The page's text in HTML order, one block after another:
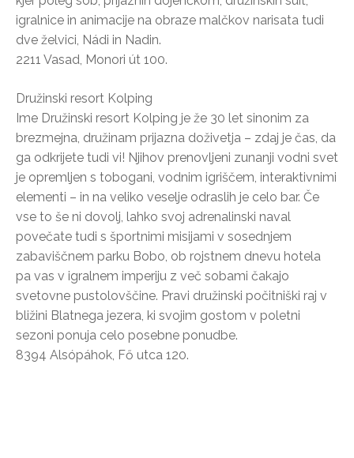
igralnice in animacije na obraze malčkov narisata tudi
dve želvici, Nádi in Nadin.
2211 Vasad, Monori út 100.
Družinski resort Kolping
Ime Družinski resort Kolping je že 30 let sinonim za
brezmejna, družinam prijazna doživetja – zdaj je čas, da
ga odkrijete tudi vi! Njihov prenovljeni zunanji vodni svet
je opremljen s tobogani, vodnim igriščem, interaktivnimi
elementi – in na veliko veselje odraslih je celo bar. Če
vse to še ni dovolj, lahko svoj adrenalinski naval
povečate tudi s športnimi misijami v sosednjem
zabaviščnem parku Bobo, ob rojstnem dnevu hotela
pa vas v igralnem imperiju z več sobami čakajo
svetovne pustolovščine. Pravi družinski počitniški raj v
bližini Blatnega jezera, ki svojim gostom v poletni
sezoni ponuja celo posebne ponudbe.
8394 Alsópáhok, Fő utca 120.